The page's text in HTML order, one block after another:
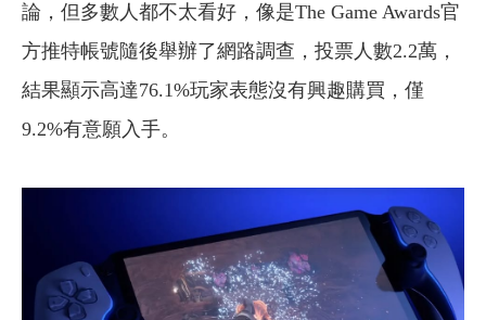
論，但多數人都不太看好，像是The Game Awards官
方推特帳號隨後舉辦了網路調查，投票人數2.2萬，
結果顯示高達76.1%玩家表態沒有興趣購買，僅
9.2%有意願入手。